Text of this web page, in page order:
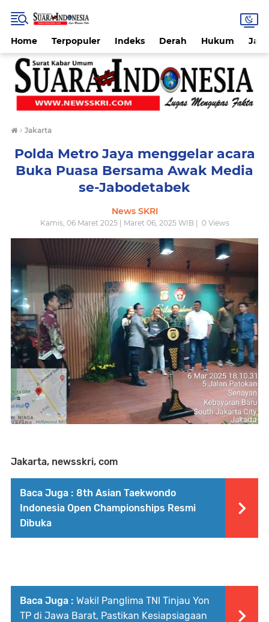
Home Terpopuler Indeks Derah Hukum
› Jakarta
Polda Metro Jaya menggelar acara
Buka Puasa Bersama Awak Media
se-Jabodetabek
News SKRI
Kamis, 06 Maret 2025 | Maret 06, 2025 WIB | 0Views
Jakarta, newsskri, com
Baca Juga : 8th Asian Taekwondo
Indonesia Open Championships Resmi
Dibuka
Baca Juga : Wakil Panglima TNI Tinjau Yon
TP di Jawa Barat, Pastikan Kesiapsiagaan